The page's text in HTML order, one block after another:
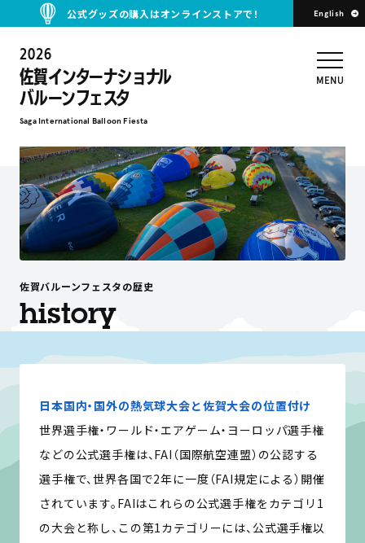
公式グッズの購入はオンラインストアで！ English
2026
佐賀インターナショナル
バルーンフェスタ
Saga International Balloon Fiesta
MENU
佐賀バルーンフェスタの歴史
history
日本国内・国外の熱気球大会と佐賀大会の位置付け
世界選手権・ワールド・エアゲーム・ヨーロッパ選手権
などの公式選手権は、FAI（国際航空連盟）の公認する
選手権で、世界各国で2年に一度（FAI規定による）開催
されています。FAIはこれらの公式選手権をカテゴリ1
の大会と称し、この第1カテゴリーには、公式選手権以